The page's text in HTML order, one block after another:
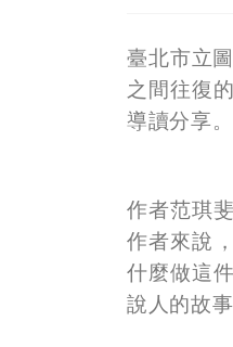
臺北市立
之間往復
導讀分享。
作者范琪
作者來說
什麼做這
說人的故事